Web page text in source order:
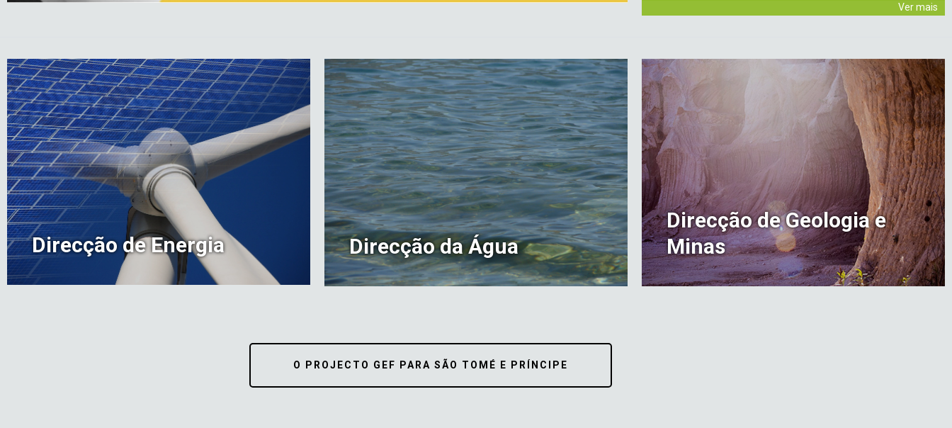
Ver mais
Direcção de Energia Direcção da Água
Direcção de Geologia e
Minas
O PROJECTO GEF PARA SÃO TOMÉ E PRÍNCIPE